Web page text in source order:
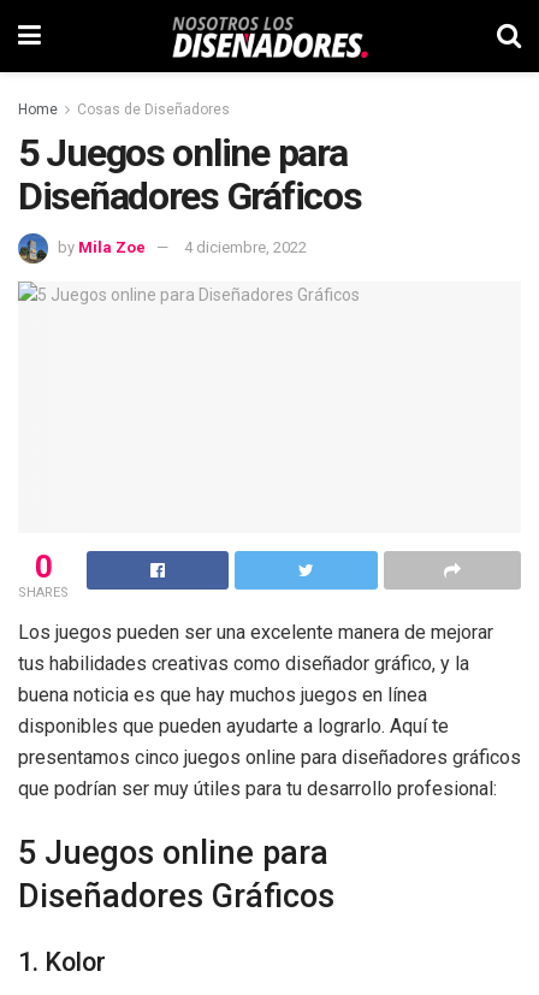
Home Cosas de Diseñadores
5 Juegos online para
Diseñadores Gráficos
by Mila Zoe 4 diciembre, 2022
0
SHARES
Los juegos pueden ser una excelente manera de mejorar
tus habilidades creativas como diseñador gráfico, y la
buena noticia es que hay muchos juegos en línea
disponibles que pueden ayudarte a lograrlo. Aquí te
presentamos cinco juegos online para diseñadores gráficos
que podrían ser muy útiles para tu desarrollo profesional:
5 Juegos online para
Diseñadores Gráficos
1. Kolor